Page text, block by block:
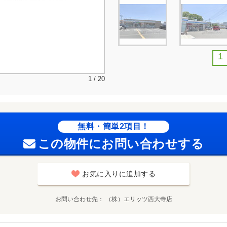
1 / 20
1
無料・簡単2項目！
この物件にお問い合わせする
お気に入りに追加する
お問い合わせ先 （株）エリッツ西大寺店